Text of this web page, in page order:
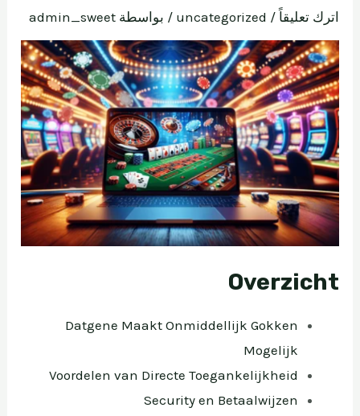
اترك تعليقاً /
uncategorized / بواسطة admin_sweet
Overzicht
Datgene Maakt Onmiddellijk Gokken
Mogelijk
Voordelen van Directe Toegankelijkheid
Security en Betaalwijzen